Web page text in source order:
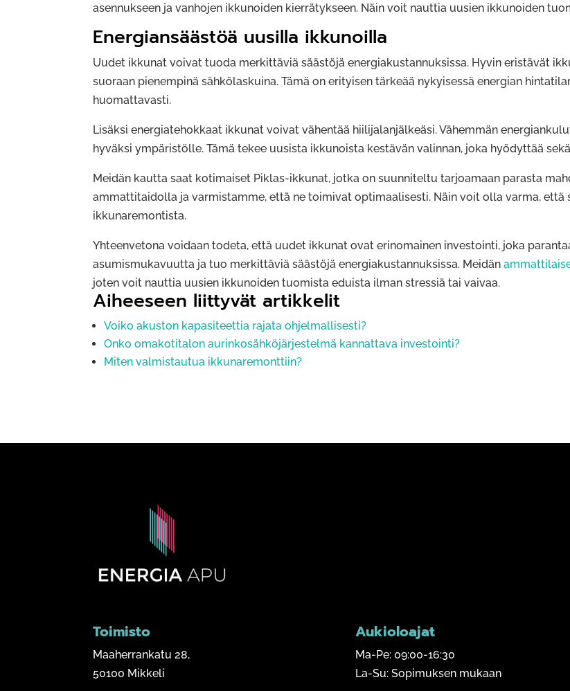
asennukseen ja vanhojen ikkunoiden kierrätykseen. Näin voit nauttia uusien ikkunoiden
Energiansäästöä uusilla ikkunoilla
Uudet ikkunat voivat tuoda merkittäviä säästöjä energiakustannuksissa. Hyvin eristävät
suoraan pienempinä sähkölaskuina. Tämä on erityisen tärkeää nykyisessä energian
huomattavasti.
Lisäksi energiatehokkaat ikkunat voivat vähentää hiilijalanjälkeäsi. Vähemmän
hyväksi ympäristölle. Tämä tekee uusista ikkunoista kestävän valinnan, joka hyödyttää
Meidän kautta saat kotimaiset Piklas-ikkunat, jotka on suunniteltu tarjoamaan parasta
ammattitaidolla ja varmistamme, että ne toimivat optimaalisesti. Näin voit olla varma, että
ikkunaremontista.
Yhteenvetona voidaan todeta, että uudet ikkunat ovat erinomainen investointi, joka
asumismukavuutta ja tuo merkittäviä säästöjä energiakustannuksissa. Meidän
joten voit nauttia uusien ikkunoiden tuomista eduista ilman stressiä tai vaivaa.
Aiheeseen liittyvät artikkelit
Voiko akuston kapasiteettia rajata ohjelmallisesti?
Onko omakotitalon aurinkosähköjärjestelmä kannattava investointi?
Miten valmistautua ikkunaremonttiin?
Toimisto
Maaherrankatu 28,
50100 Mikkeli
Aukioloajat
Ma-Pe: 09:00-16:30
La-Su: Sopimuksen mukaan